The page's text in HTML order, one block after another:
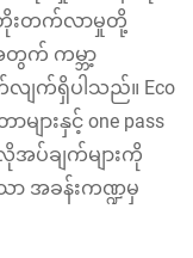
တိုးတက်လာမှုတို့
တွက် ကမ္ဘာ့
က်ရှိပါသည်။ Eco
များနှင့် one pass
အပ်ချက်များကို
ာ အခန်းကဏ္ဍမှ